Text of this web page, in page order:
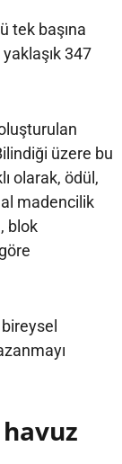
tek başına
347
üzere bu
olarak, ödül,
madencilik
blok